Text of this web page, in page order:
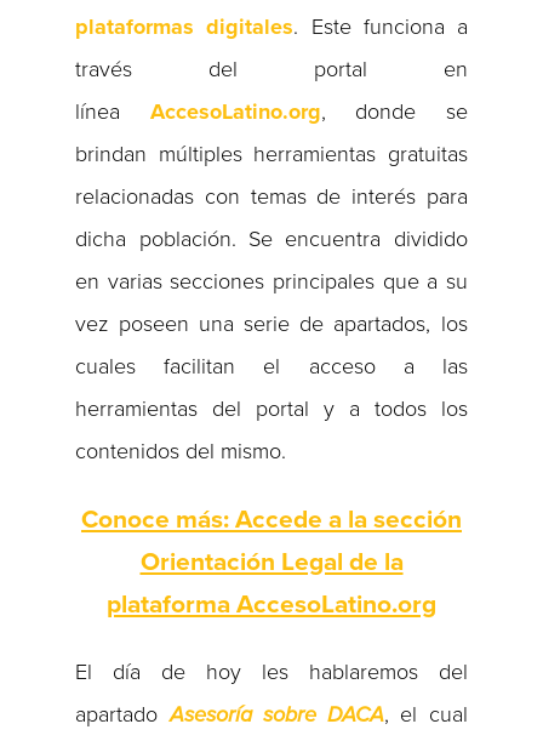
plataformas digitales. Este funciona a
través del portal en
línea AccesoLatino.org, donde se
brindan múltiples herramientas gratuitas
relacionadas con temas de interés para
dicha población. Se encuentra dividido
en varias secciones principales que a su
vez poseen una serie de apartados, los
cuales facilitan el acceso a las
herramientas del portal y a todos los
contenidos del mismo.
Conoce más: Accede a la sección
Orientación Legal de la
plataforma AccesoLatino.org
El día de hoy les hablaremos del
apartadoAsesoría sobre DACA, el cual